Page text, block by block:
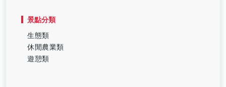
景點分類
生態類
休閒農業類
遊憩類